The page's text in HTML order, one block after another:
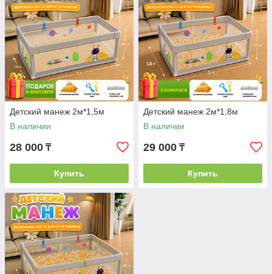
Детский манеж 2м*1,5м
В наличии
28 000 ₸
Купить
Детский манеж 2м*1,8м
В наличии
29 000 ₸
Купить